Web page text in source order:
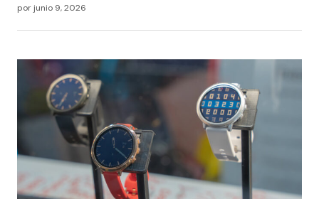
por junio 9, 2026